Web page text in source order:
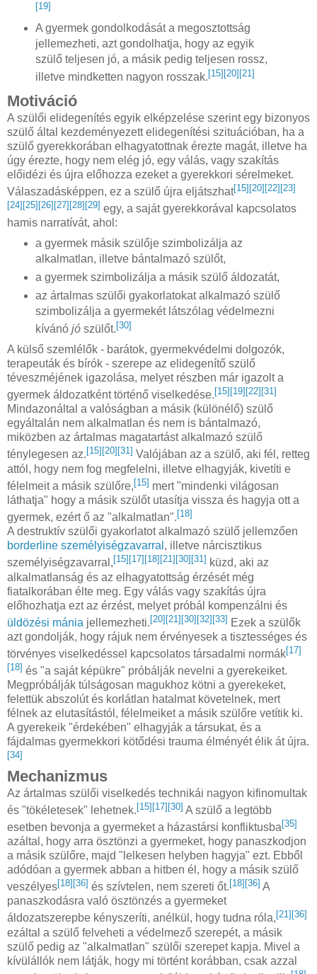
[19]
A gyermek gondolkodását a megosztottság
jellemezheti, azt gondolhatja, hogy az egyik
szülő teljesen jó, a másik pedig teljesen rossz,
illetve mindketten nagyon rosszak. [15] [20] [21]
Motiváció
A szülői elidegenítés egyik elképzelése szerint egy bizonyos
szülő által kezdeményezett elidegenítési szituációban, ha a
szülő gyerekkorában elhagyatottnak érezte magát, illetve ha
úgy érezte, hogy nem elég jó, egy válás, vagy szakítás
előidézi és újra előhozza ezeket a gyerekkori sérelmeket.
Válaszadásképpen, ez a szülő újra eljátszhat[15][20][22][23]
[24] [25] [26] [27] [28] [29] egy, a saját gyerekkorával kapcsolatos
hamis narratívát, ahol:
a gyermek másik szülője szimbolizálja az
alkalmatlan, illetve bántalmazó szülőt,
a gyermek szimbolizálja a másik szülő áldozatát,
az ártalmas szülői gyakorlatokat alkalmazó szülő
szimbolizálja a gyermekét látszólag védelmezni
kívánó jószülőt. [30]
A külső szemlélők - barátok, gyermekvédelmi dolgozók,
terapeuták és bírók - szerepe az elidegenítő szülő
téveszméjének igazolása, melyet részben már igazolt a
gyermek áldozatként történő viselkedése. [15] [19] [22] [31]
Mindazonáltal a valóságban a másik (különélő) szülő
egyáltalán nem alkalmatlan és nem is bántalmazó,
miközben az ártalmas magatartást alkalmazó szülő
ténylegesen az. [15] [20] [31] Valójában az a szülő, aki fél, retteg
attól, hogy nem fog megfelelni, illetve elhagyják, kivetíti e
félelmeit a másik szülőre,[15] mert "mindenki világosan
láthatja" hogy a másik szülőt utasítja vissza és hagyja ott a
gyermek, ezért ő az "alkalmatlan". [18]
A destruktív szülői gyakorlatot alkalmazó szülő jellemzően
borderline személyiségzavarral , illetve nárcisztikus
személyiségzavarral, [15] [17] [18] [21] [30] [31] küzd, aki az
alkalmatlanság és az elhagyatottság érzését még
fiatalkorában élte meg. Egy válás vagy szakítás újra
előhozhatja ezt az érzést, melyet próbál kompenzálni és
üldözési mánia jellemezheti.[20][21][30][32][33] Ezek a szülők
azt gondolják, hogy rájuk nem érvényesek a tisztességes és
törvényes viselkedéssel kapcsolatos társadalmi normák[17]
[18] és "a saját képükre" próbálják nevelni a gyerekeiket.
Megpróbálják túlságosan magukhoz kötni a gyerekeket,
felettük abszolút és korlátlan hatalmat követelnek, mert
félnek az elutasítástól, félelmeiket a másik szülőre vetítik ki.
A gyerekeik "érdekében" elhagyják a társukat, és a
fájdalmas gyermekkori kötődési trauma élményét élik át újra.
[34]
Mechanizmus
Az ártalmas szülői viselkedés technikái nagyon kifinomultak
és "tökéletesek" lehetnek.[15][17][30] A szülő a legtöbb
esetben bevonja a gyermeket a házastársi konfliktusba [35]
azáltal, hogy arra ösztönzi a gyermeket, hogy panaszkodjon
a másik szülőre, majd "lelkesen helyben hagyja" ezt. Ebből
adódóan a gyermek abban a hitben él, hogy a másik szülő
veszélyes[18] [36] és szívtelen, nem szereti őt. [18] [36] A
panaszkodásra való ösztönzés a gyermeket
áldozatszerepbe kényszeríti, anélkül, hogy tudna róla, [21] [36]
ezáltal a szülő felveheti a védelmező szerepét, a másik
szülő pedig az "alkalmatlan" szülői szerepet kapja. Mivel a
kívülállók nem látják, hogy mi történt korábban, csak azzal